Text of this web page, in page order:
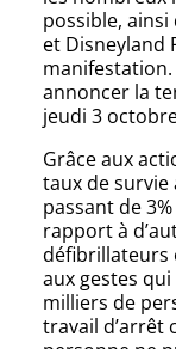
possible,
et Disneyland
annoncer la
jeudi 3
Grâce aux
taux de survie
passant de
rapport à
défibrillateurs
aux gestes
milliers de
travail d’arrêt